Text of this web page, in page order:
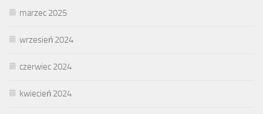
marzec 2025
wrzesień 2024
czerwiec 2024
kwiecień 2024